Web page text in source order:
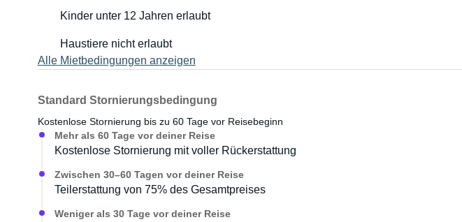
Kinder unter 12 Jahren erlaubt
Haustiere nicht erlaubt
Alle Mietbedingungen anzeigen
Standard Stornierungsbedingung
Kostenlose Stornierung bis zu 60 Tage vor Reisebeginn
Mehr als 60 Tage vor deiner Reise
Kostenlose Stornierung mit voller Rückerstattung
Zwischen 30–60 Tagen vor deiner Reise
Teilerstattung von 75% des Gesamtpreises
Weniger als 30 Tage vor deiner Reise